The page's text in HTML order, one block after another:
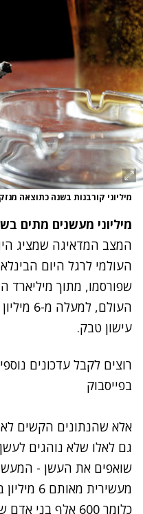
מיליוני קורבנות בשנה כתוצאה
מיליוני מעשנים מתים
המצב המדאיגה שמציג
העולמי לרגל היום
שפורסמו, מתוך מיליארד
העולם,
עישון טבק.
בפייסבוק
אלא שהנתונים הקשים
גם לאלו שלא נוהגים
שואפים את העשן -
מעשירית
כלומר 600 אלף